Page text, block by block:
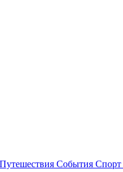
Путешествия События Спорт